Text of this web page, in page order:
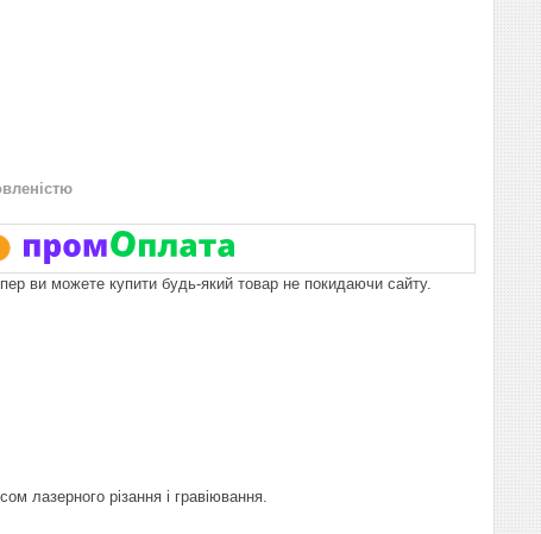
ви можете купити будь-який товар не покидаючи сайту.
лазерного різання і гравіювання.